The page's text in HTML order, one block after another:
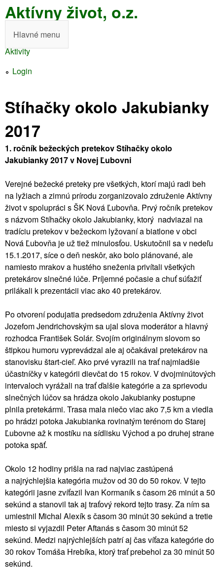
Skočiť
na
Aktívny život, o.z.
l
a
n
é
m
e
n
u
Hlavné menu
Nachádzate
tu
Aktivity
Login
Stíhačky okolo Jakubianky
2017
1. ročník bežeckých pretekov Stíhačky okolo
Jakubianky 2017 v Novej Ľubovni
Verejné bežecké preteky pre všetkých, ktorí majú radi beh
na lyžiach a zimnú prírodu zorganizovalo združenie Aktívny
život v spolupráci s ŠK Nová Ľubovňa. Prvý ročník pretekov
s názvom Stíhačky okolo Jakubianky, ktorý nadviazal na
tradíciu pretekov v bežeckom lyžovaní a biatlone v obci
Nová Ľubovňa je už tiež minulosťou. Uskutočnil sa v nedeľu
15.1.2017, síce o deň neskôr, ako bolo plánované, ale
namiesto mrakov a hustého sneženia privítali všetkých
pretekárov slnečné lúče. Príjemné počasie a chuť súťažiť
prilákali k prezentácii viac ako 40 pretekárov.
Po otvorení podujatia predsedom združenia Aktívny život
Jozefom Jendrichovským sa ujal slova moderátor a hlavný
rozhodca František Solár. Svojím originálnym slovom so
štipkou humoru vyprevádzal ale aj očakával pretekárov na
stanovisku štart-cieľ. Ako prvé vyrazili na trať najmladšie
účastníčky v kategórii dievčat do 15 rokov. V dvojminútových
intervaloch vyrážali na trať ďalšie kategórie a za sprievodu
slnečných lúčov sa hrádza okolo Jakubianky postupne
plnila pretekármi. Trasa mala niečo viac ako 7,5 km a viedla
po hrádzi potoka Jakubianka rovinatým terénom do Starej
Ľubovne až k mostíku na sídlisku Východ a po druhej strane
potoka späť.
Okolo 12 hodiny prišla na rad najviac zastúpená
a najrýchlejšia kategória mužov od 30 do 50 rokov. V tejto
kategórii jasne zvíťazil Ivan Kormaník s časom 26 minút a 50
sekúnd a stanovil tak aj traťový rekord tejto trasy. Za ním sa
umiestnil Michal Alexík s časom 30 minút 30 sekúnd a tretie
miesto si vyjazdil Peter Aftanás s časom 30 minút 52
sekúnd. Medzi najrýchlejších patrí aj čas víťaza kategórie do
30 rokov Tomáša Hrebíka, ktorý trať prebehol za 30 minút 50
sekúnd.